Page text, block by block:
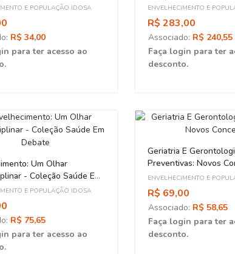
E POPULAÇÃO IDOSA
R$ 34,00
para ter acesso ao
Um Olhar
- Coleção Saúde Em
E POPULAÇÃO IDOSA
R$ 75,65
para ter acesso ao
ENVELHECIMENTO E
R$ 283,00
Associado: R$ 240,55
Faça login para ter
desconto.
Geriatria E
Preventivas: Novos
ENVELHECIMENTO E
R$ 69,00
Associado: R$ 58,65
Faça login para ter
desconto.